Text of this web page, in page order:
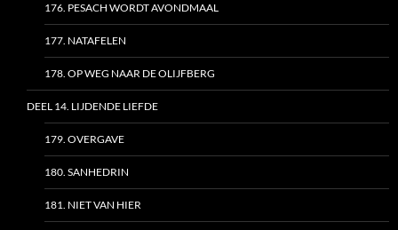
176. PESACH WORDT AVONDMAAL
177. NATAFELEN
178. OP WEG NAAR DE OLIJFBERG
DEEL 14. LIJDENDE LIEFDE
179. OVERGAVE
180. SANHEDRIN
181. NIET VAN HIER